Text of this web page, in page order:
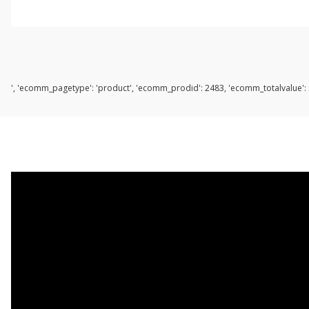
', 'ecomm_pagetype': 'product', 'ecomm_prodid': 2483, 'ecomm_totalvalue':